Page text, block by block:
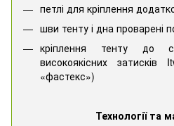
петлі для кріплення
шви тенту і дна проварені
кріплення тенту до
високоякісних
«фастекс»)
Технології та